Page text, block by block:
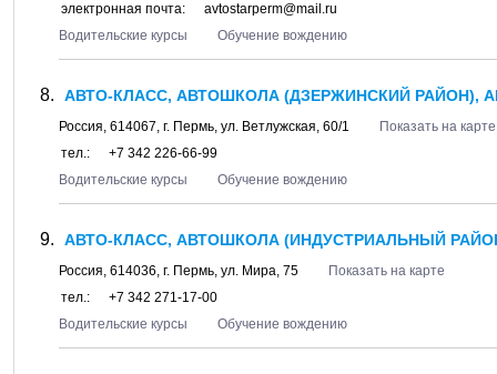
электронная почта:
avtostarperm@mail.ru
Водительские курсы
Обучение вождению
АВТО-КЛАСС, АВТОШКОЛА (ДЗЕРЖИНСКИЙ РАЙОН),
Россия, 614067, г. Пермь, ул. Ветлужская, 60/1
Показать на карте
тел.:
+7 342 226-66-99
Водительские курсы
Обучение вождению
АВТО-КЛАСС, АВТОШКОЛА (ИНДУСТРИАЛЬНЫЙ
Россия, 614036, г. Пермь, ул. Мира, 75
Показать на карте
тел.:
+7 342 271-17-00
Водительские курсы
Обучение вождению